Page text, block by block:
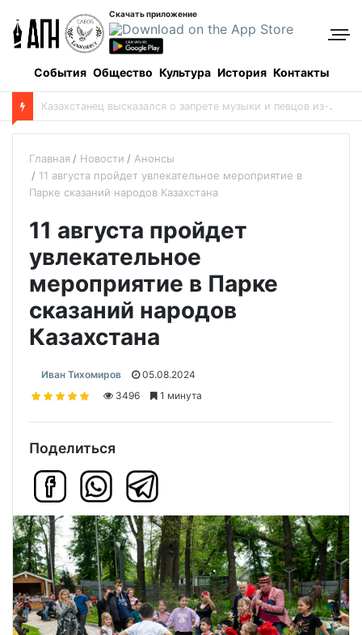
Скачать приложение
События Общество Культура История Контакты
SEO простыми словами: как сделать так, чтобы клиенты находили вас в Google сами
Главная Новости
Анонсы
11 августа пройдет увлекательное мероприятие в
Парке сказаний народов Казахстана
11 августа пройдет
увлекательное
мероприятие в Парке
сказаний народов
Казахстана
Иван Тихомиров
05.08.2024
3496
1 минута
Поделиться